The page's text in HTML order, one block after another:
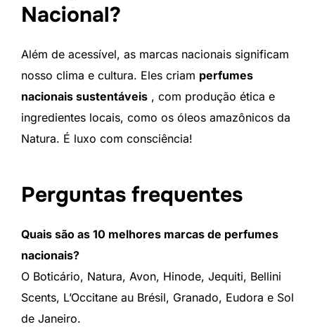
Nacional?
Além de acessível, as marcas nacionais significam
nosso clima e cultura. Eles criam perfumes
nacionais sustentáveis , com produção ética e
ingredientes locais, como os óleos amazônicos da
Natura. É luxo com consciência!
Perguntas frequentes
Quais são as 10 melhores marcas de perfumes
nacionais?
O Boticário, Natura, Avon, Hinode, Jequiti, Bellini
Scents, L’Occitane au Brésil, Granado, Eudora e Sol
de Janeiro.